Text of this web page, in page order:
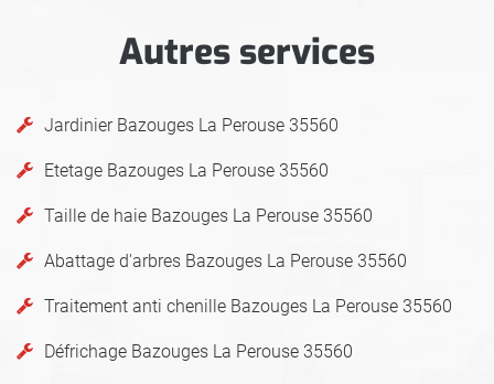
Autres services
Jardinier Bazouges La Perouse 35560
Etetage Bazouges La Perouse 35560
Taille de haie Bazouges La Perouse 35560
Abattage d'arbres Bazouges La Perouse 35560
Traitement anti chenille Bazouges La Perouse 35560
Défrichage Bazouges La Perouse 35560